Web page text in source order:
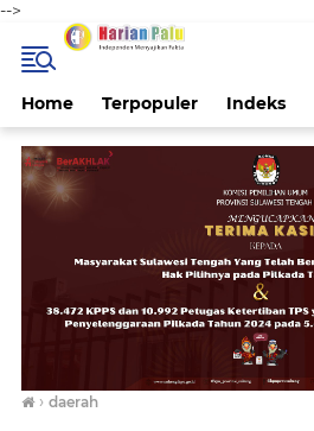
-->
Home Terpopuler Indeks
› daerah